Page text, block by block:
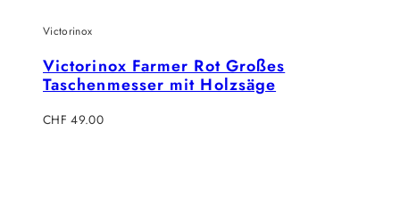
Victorinox
Victorinox Farmer Rot Großes
Taschenmesser mit Holzsäge
Regulärer
CHF 49.00